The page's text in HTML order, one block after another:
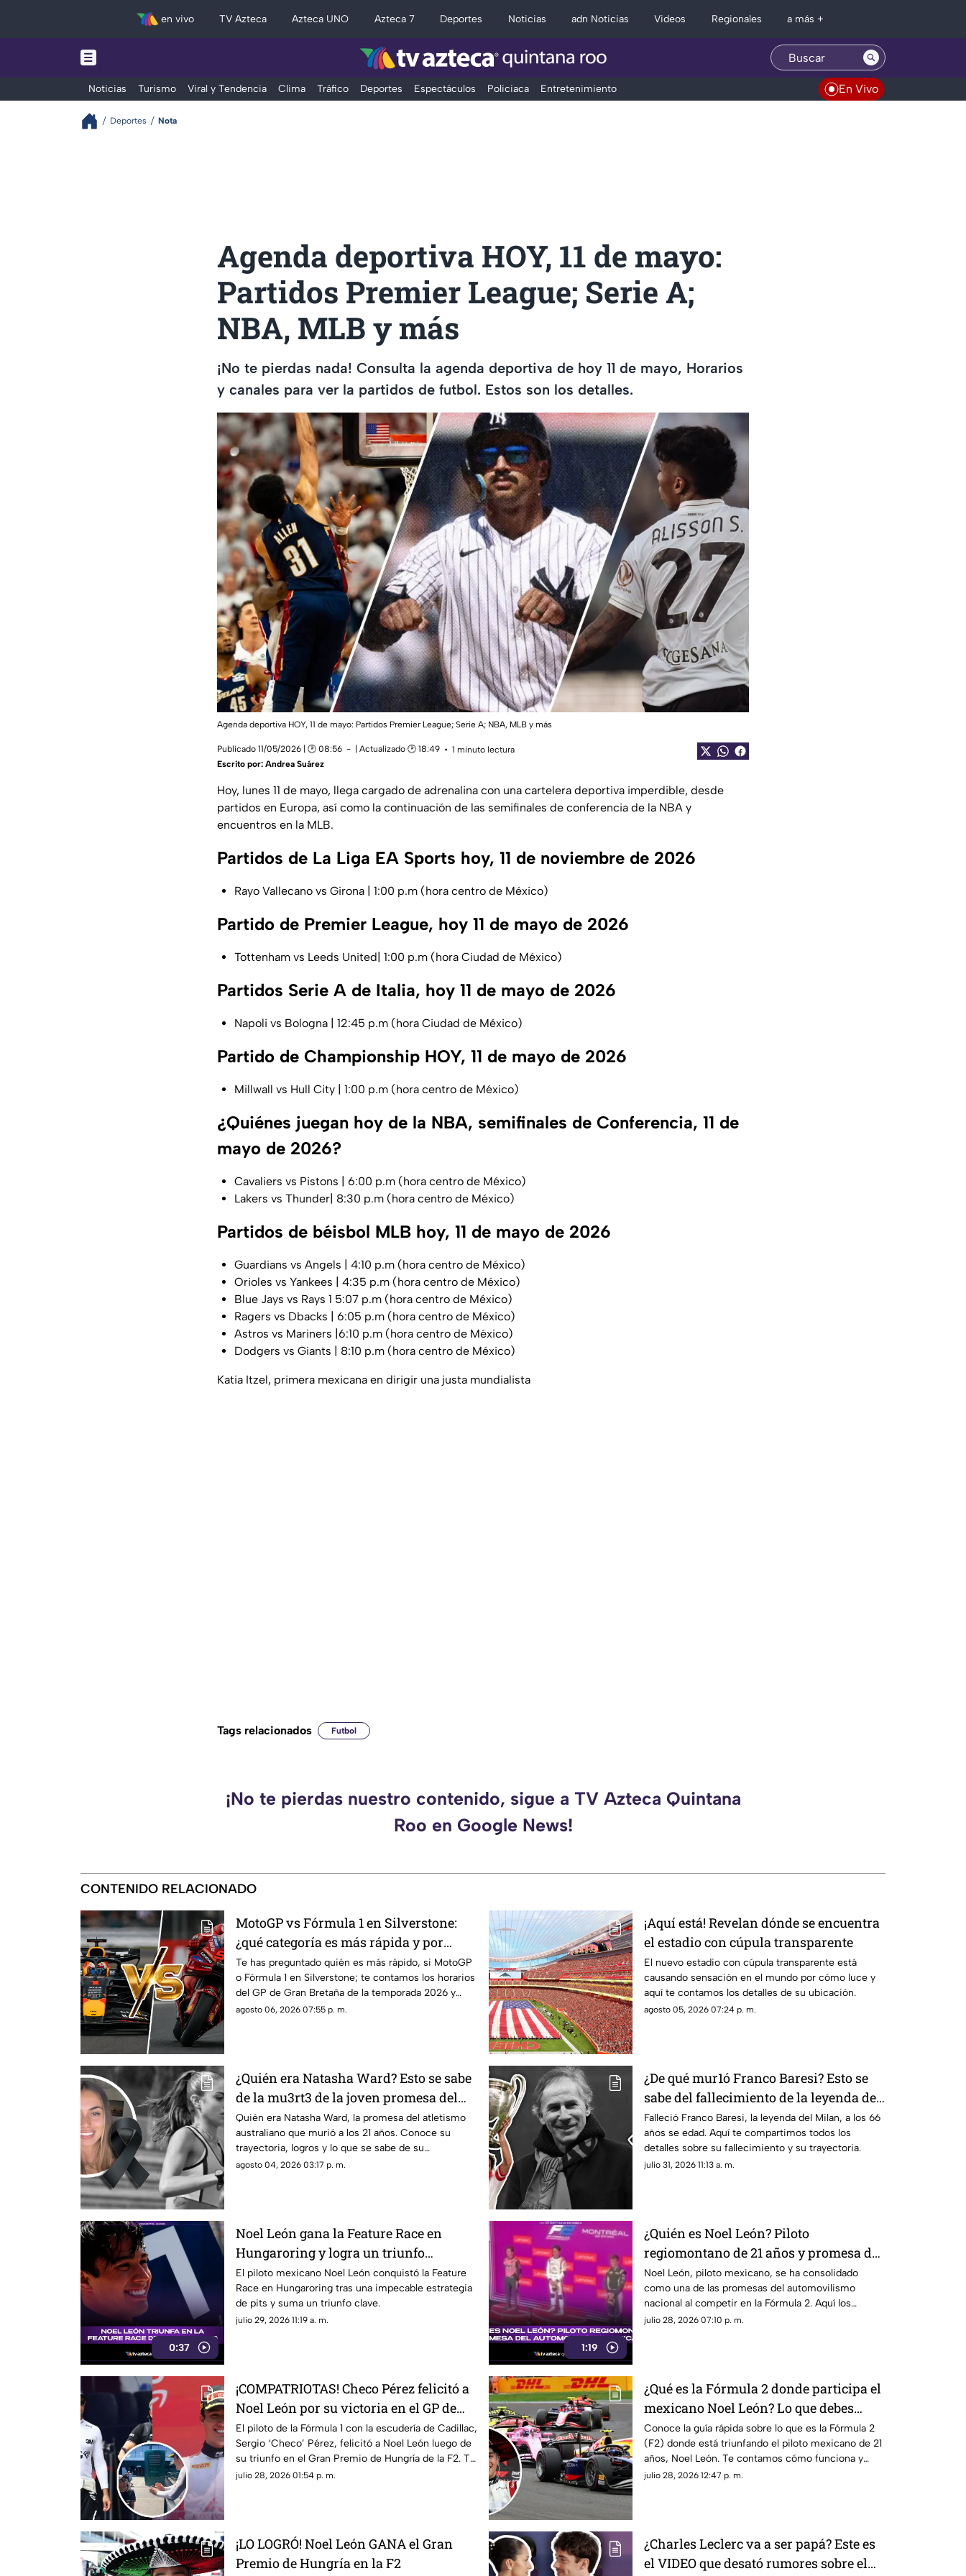
en vivo TV Azteca Azteca UNO Azteca 7 Deportes Noticias adn Noticias Videos Regionales a más +
Noticias Turismo Viral y Tendencia Clima Tráfico Deportes Espectáculos Policiaca Entretenimiento En Vivo
Deportes Nota
Agenda deportiva HOY, 11 de mayo:
Partidos Premier League; Serie A;
NBA, MLB y más
¡No te pierdas nada! Consulta la agenda deportiva de hoy 11 de mayo, Horarios
y canales para ver la partidos de futbol. Estos son los detalles.
Agenda deportiva HOY, 11 de mayo: Partidos Premier League; Serie A; NBA, MLB y más
Publicado 11/05/2026 | 🕑 08:56 | Actualizado 🕑 18:49
1 minuto lectura
Escrito por: Andrea Suárez
Hoy, lunes 11 de mayo, llega cargado de adrenalina con una cartelera deportiva imperdible, desde
partidos en Europa, así como la continuación de las semifinales de conferencia de la NBA y
encuentros en la MLB.
Partidos de La Liga EA Sports hoy, 11 de noviembre de 2026
Rayo Vallecano vs Girona | 1:00 p.m (hora centro de México)
Partido de Premier League, hoy 11 de mayo de 2026
Tottenham vs Leeds United| 1:00 p.m (hora Ciudad de México)
Partidos Serie A de Italia, hoy 11 de mayo de 2026
Napoli vs Bologna | 12:45 p.m (hora Ciudad de México)
Partido de Championship HOY, 11 de mayo de 2026
Millwall vs Hull City | 1:00 p.m (hora centro de México)
¿Quiénes juegan hoy de la NBA, semifinales de Conferencia, 11 de
mayo de 2026?
Cavaliers vs Pistons | 6:00 p.m (hora centro de México)
Lakers vs Thunder| 8:30 p.m (hora centro de México)
Partidos de béisbol MLB hoy, 11 de mayo de 2026
Guardians vs Angels | 4:10 p.m (hora centro de México)
Orioles vs Yankees | 4:35 p.m (hora centro de México)
Blue Jays vs Rays 1 5:07 p.m (hora centro de México)
Ragers vs Dbacks | 6:05 p.m (hora centro de México)
Astros vs Mariners |6:10 p.m (hora centro de México)
Dodgers vs Giants | 8:10 p.m (hora centro de México)
Katia Itzel, primera mexicana en dirigir una justa mundialista
Tags relacionados Futbol
¡No te pierdas nuestro contenido, sigue a TV Azteca Quintana
Roo en Google News!
CONTENIDO RELACIONADO
MotoGP vs Fórmula 1 en Silverstone:
¿qué categoría es más rápida y por
cuánto?
Te has preguntado quién es más rápido, si MotoGP
o Fórmula 1 en Silverstone; te contamos los horarios
del GP de Gran Bretaña de la temporada 2026 y
dónde verlo en vivo.
agosto 06, 2026 07:55 p. m.
¡Aquí está! Revelan dónde se encuentra
el estadio con cúpula transparente
El nuevo estadio con cúpula transparente está
causando sensación en el mundo por cómo luce y
aquí te contamos los detalles de su ubicación.
agosto 05, 2026 07:24 p. m.
¿Quién era Natasha Ward? Esto se sabe
de la mu3rt3 de la joven promesa del
atletismo a los 21 años
Quién era Natasha Ward, la promesa del atletismo
australiano que murió a los 21 años. Conoce su
trayectoria, logros y lo que se sabe de su
fallecimiento.
agosto 04, 2026 03:17 p. m.
¿De qué mur1ó Franco Baresi? Esto se
sabe del fallecimiento de la leyenda del
Milan a los 66 años de edad
Falleció Franco Baresi, la leyenda del Milan, a los 66
años se edad. Aquí te compartimos todos los
detalles sobre su fallecimiento y su trayectoria.
julio 31, 2026 11:13 a. m.
0:37
Noel León gana la Feature Race en
Hungaroring y logra un triunfo
histórico rumbo al campeonato
El piloto mexicano Noel León conquistó la Feature
Race en Hungaroring tras una impecable estrategia
de pits y suma un triunfo clave.
julio 29, 2026 11:19 a. m.
1:19
¿Quién es Noel León? Piloto
regiomontano de 21 años y promesa del
automovilismo mexicano con Campos
Racing
Noel León, piloto mexicano, se ha consolidado
como una de las promesas del automovilismo
nacional al competir en la Fórmula 2. Aquí los
detalles.
julio 28, 2026 07:10 p. m.
¡COMPATRIOTAS! Checo Pérez felicitó a
Noel León por su victoria en el GP de
Hungría; esto fue lo que dijo el de
Cadillac
El piloto de la Fórmula 1 con la escudería de Cadillac,
Sergio ‘Checo’ Pérez, felicitó a Noel León luego de
su triunfo en el Gran Premio de Hungría de la F2. Te
contamos lo que le dijo.
julio 28, 2026 01:54 p. m.
¿Qué es la Fórmula 2 donde participa el
mexicano Noel León? Lo que debes
saber
Conoce la guía rápida sobre lo que es la Fórmula 2
(F2) donde está triunfando el piloto mexicano de 21
años, Noel León. Te contamos cómo funciona y
cuáles son sus diferencias con la F1.
julio 28, 2026 12:47 p. m.
¡LO LOGRÓ! Noel León GANA el Gran
Premio de Hungría en la F2
¿Charles Leclerc va a ser papá? Este es
el VIDEO que desató rumores sobre el